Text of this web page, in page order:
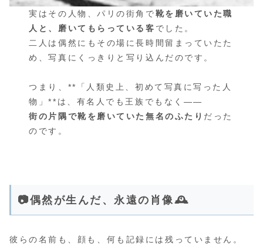
実はその人物、パリの街角で靴を磨いていた職
人と、磨いてもらっている客 でした。
二人は偶然にもその場に長時間留まっていたた
め、写真にくっきりと写り込んだのです。
つまり、**「人類史上、初めて写真に写った人
物」**は、有名人でも王族でもなく――
街の片隅で靴を磨いていた無名のふたり だった
のです。
📷偶然が生んだ、永遠の肖像🕰️
彼らの名前も、顔も、何も記録には残っていません。